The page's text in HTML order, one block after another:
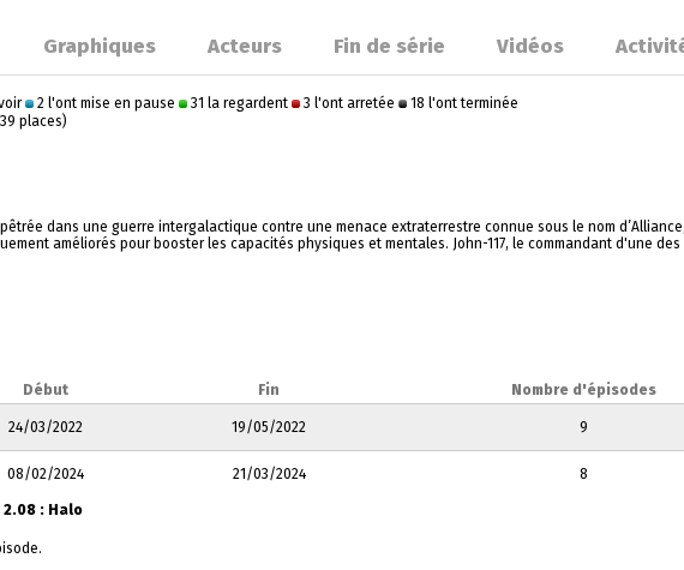
Graphiques Acteurs Fin de série Vidéos
2 l'ont mise en pause 31 la regardent 3 l'ont arretée
18 l'ont terminée
places)
dans une guerre intergalactique contre une menace extraterrestre connue sous le nom
améliorés pour booster les capacités physiques et mentales. John-117, le commandant d'une
Début Fin Nombre d'épisodes
24/03/2022 19/05/2022 9
08/02/2024 21/03/2024 8
2.08 : Halo